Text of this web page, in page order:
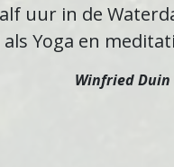
uur in de
Yoga en
Winfried Duin